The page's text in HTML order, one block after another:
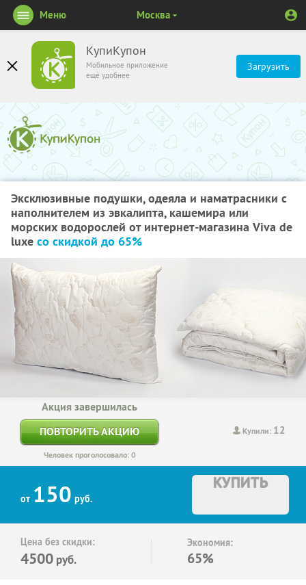
КупиКупон
Мобильное приложение
ещё удобнее
Загрузить
Меню Москва
Эксклюзивные подушки, одеяла и наматрасники с
наполнителем из эвкалипта, кашемира или
морских водорослей от интернет-магазина Viva de
luxe со скидкой до 65%
Купили: 12
Акция завершилась
ПОВТОРИТЬ АКЦИЮ
Человек проголосовало: 0
от 150 руб.
КУПИТЬ
Цена без скидки:
4500 руб.
Экономия:
65%